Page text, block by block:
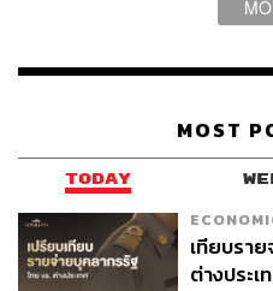
MOST
TODAY
เทียบรา
ต่างประ